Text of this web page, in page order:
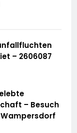
– 2606087
– Besuch
Wampersdorf